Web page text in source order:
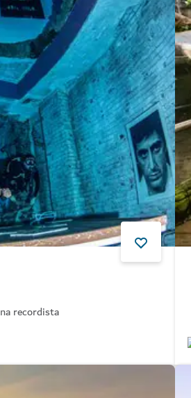
recordista